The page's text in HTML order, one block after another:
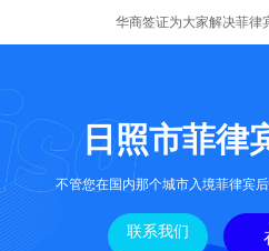
华商签证为大家解决菲律
日照市菲律
不管您在国内那个城市入境菲律宾
联系我们